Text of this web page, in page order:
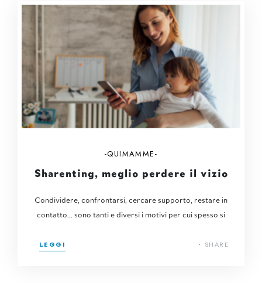
QUIMAMME
Sharenting, meglio perdere il vizio
Condividere, confrontarsi, cercare supporto, restare in
contatto... sono tanti e diversi i motivi per cui spesso si
LEGGI SHARE